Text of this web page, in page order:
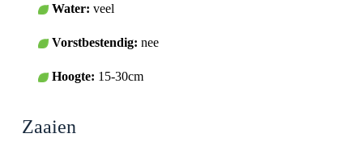
Water: veel
Vorstbestendig: nee
Hoogte: 15-30cm
Zaaien